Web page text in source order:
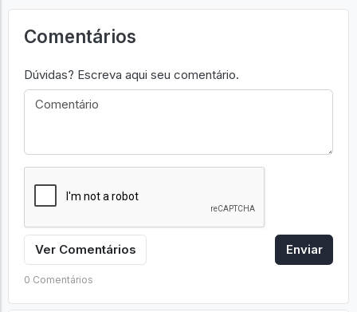
Comentários
Dúvidas? Escreva aqui seu comentário.
Ver Comentários Enviar
0 Comentários